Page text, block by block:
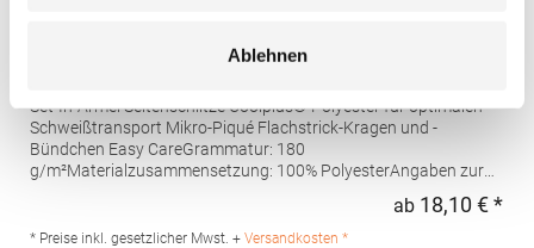
Ablehnen
W475 Henbury Herren Coolplus®
Set-In-Ärmel Seitenschlitze Coolplus®-Polyester für optimalen
Schweißtransport Mikro-Piqué Flachstrick-Kragen und -
Bündchen Easy CareGrammatur: 180
g/m²Materialzusammensetzung: 100% PolyesterAngaben zur
Kingsfordweg 151 1043GR Amsterdam Niederlande E-Mail:
marketing@henbury.com
ab 18,10 € *
* Preise inkl. gesetzlicher Mwst. + Versandkosten *